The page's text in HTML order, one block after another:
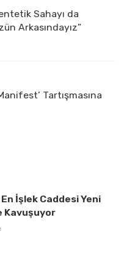
Sahayı da
Arkasındayız”
Tartışmasına
En İşlek Caddesi Yeni
Kavuşuyor